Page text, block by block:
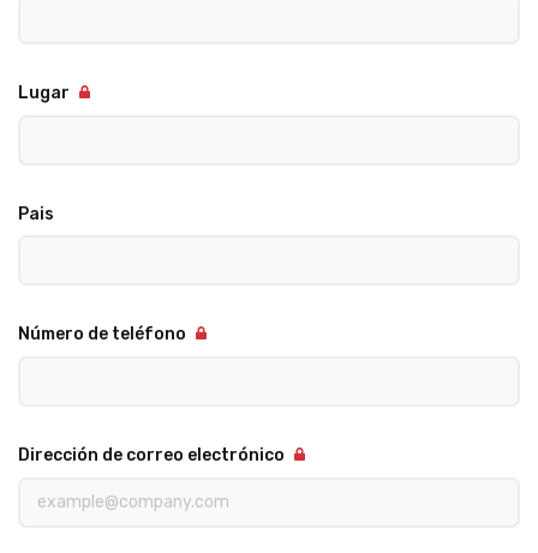
Lugar
Pais
Número de teléfono
Dirección de correo electrónico